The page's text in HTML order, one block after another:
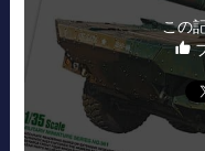
この